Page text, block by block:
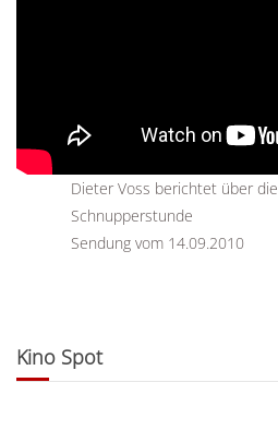
Dieter Voss berichtet über die
Schnupperstunde
Sendung vom 14.09.2010
Kino Spot